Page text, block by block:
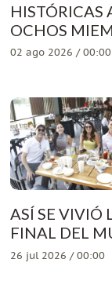
HISTÓRICAS
OCHOS
02 ago 2026 / 00:00
ASÍ SE VIVIÓ
FINAL DEL
26 jul 2026 / 00:00